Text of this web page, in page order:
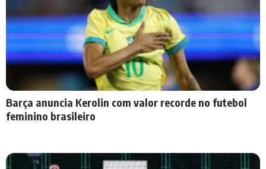
Barça anuncia Kerolin com valor recorde no futebol
feminino brasileiro